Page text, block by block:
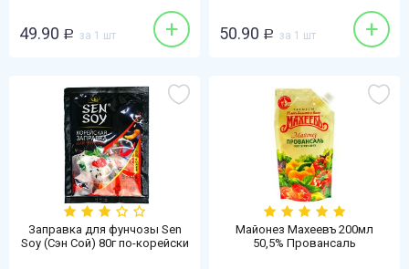
49.90 Р за 1 шт + 50.90 Р за 1 шт +
Заправка для фунчозы Sen
Soy (Сэн Сой) 80г по-корейски
Майонез Махеевъ 200мл
50,5% Провансаль